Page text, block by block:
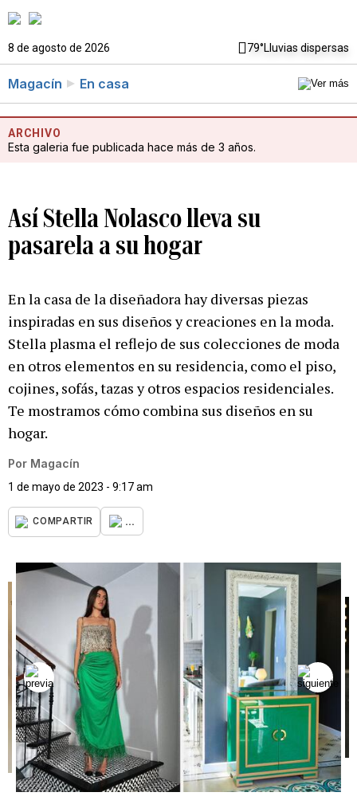
8 de agosto de 2026 79°Lluvias dispersas
Magacín En casa
ARCHIVO
Esta galeria fue publicada hace más de 3 años.
Así Stella Nolasco lleva su
pasarela a su hogar
En la casa de la diseñadora hay diversas piezas
inspiradas en sus diseños y creaciones en la moda.
Stella plasma el reflejo de sus colecciones de moda
en otros elementos en su residencia, como el piso,
cojines, sofás, tazas y otros espacios residenciales.
Te mostramos cómo combina sus diseños en su
hogar.
Por Magacín
1 de mayo de 2023 - 9:17 am
COMPARTIR ...